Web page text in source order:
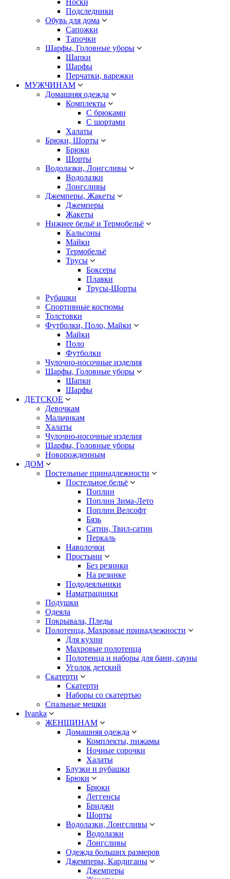
Носки
Подследники
Обувь для дома
Сапожки
Тапочки
Шарфы, Головные уборы
Шапки
Шарфы
Перчатки, варежки
МУЖЧИНАМ
Домашняя одежда
Комплекты
С брюками
С шортами
Халаты
Брюки, Шорты
Брюки
Шорты
Водолазки, Лонгсливы
Водолазки
Лонгсливы
Джемперы, Жакеты
Джемперы
Жакеты
Нижнее бельё и Термобельё
Кальсоны
Майки
Термобельё
Трусы
Боксеры
Плавки
Трусы-Шорты
Рубашки
Спортивные костюмы
Толстовки
Футболки, Поло, Майки
Майки
Поло
Футболки
Чулочно-носочные изделия
Шарфы, Головные уборы
Шапки
Шарфы
ДЕТСКОЕ
Девочкам
Мальчикам
Халаты
Чулочно-носочные изделия
Шарфы, Головные уборы
Новорожденным
ДОМ
Постельные принадлежности
Постельное бельё
Поплин
Поплин Зима-Лето
Поплин Велсофт
Бязь
Сатин, Твил-сатин
Перкаль
Наволочки
Простыни
Без резинки
На резинке
Пододеяльники
Наматрацники
Подушки
Одеяла
Покрывала, Пледы
Полотенца, Махровые принадлежности
Для кухни
Махровые полотенца
Полотенца и наборы для бани, сауны
Уголок детский
Скатерти
Скатерти
Наборы со скатертью
Спальные мешки
Ivanka
ЖЕНЩИНАМ
Домашняя одежда
Комплекты, пижамы
Ночные сорочки
Халаты
Блузки и рубашки
Брюки
Брюки
Леггенсы
Бриджи
Шорты
Водолазки, Лонгсливы
Водолазки
Лонгсливы
Одежда больших размеров
Джемперы, Кардиганы
Джемперы